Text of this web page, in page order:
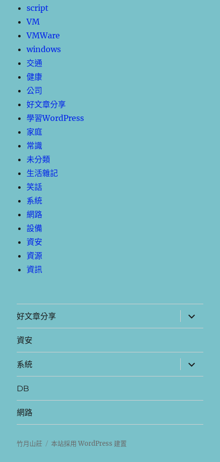
script
VM
VMWare
windows
交通
健康
公司
好文章分享
學習WordPress
家庭
常識
未分類
生活雜記
笑話
系統
網路
設備
資安
資源
資訊
好文章分享
展
開
子
資安
系統
展
開
子
DB
網路
竹月山莊 本站採用 WordPress 建置